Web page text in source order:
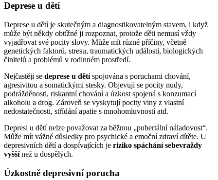
Deprese u dětí
Deprese u dětí je skutečným a diagnostikovatelným stavem, i když
může být někdy obtížné ji rozpoznat, protože děti nemusí vždy
vyjadřovat své pocity slovy. Může mít různé příčiny, včetně
genetických faktorů, stresu, traumatických událostí, biologických
činitelů a problémů v rodinném prostředí.
Nejčastěji se deprese u dětíspojována s poruchami chování,
agresivitou a somatickými stesky. Objevují se pocity nudy,
podrážděnosti, riskantní chování a úzkost spojená s konzumací
alkoholu a drog. Zároveň se vyskytují pocity viny z vlastní
nedostatečnosti, střídání apatie s mnohomluvností atd.
Depresi u dětí nelze považovat za běžnou „pubertální náladovost“.
Může mít vážné důsledky pro psychické a emoční zdraví dítěte. U
depresivních dětí a dospívajících je riziko spáchání sebevraždy
vyššínež u dospělých.
Úzkostně depresivní porucha